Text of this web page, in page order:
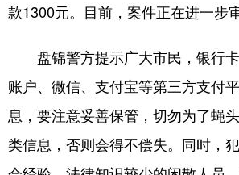
款1300元。目前，案件正在进一步
盘锦警方提示广大市民，银行
账户、微信、支付宝等第三方支付
息，要注意妥善保管，切勿为了蝇
类信息，否则会得不偿失。同时，